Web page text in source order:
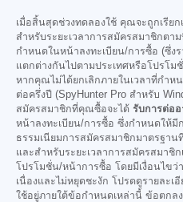
เมื่อสิ้นสุดช่วงทดลองใช้ คุณจะถูกเรีย
สำหรับระยะเวลาการสมัครสมาชิกตา
กำหนดในหน้าลงทะเบียน/การซื้อ (ซึ่ง
แตกต่างกันไปตามประเทศหรือโปรโม
หากคุณไม่ได้ยกเลิกภายในเวลาที่กำห
ต่อครึ่งปี (SpyHunter Pro สำหรับ
สมัครสมาชิกที่คุณซื้อจะได้ รับการต่อ
หน้าลงทะเบียน/การซื้อ ซึ่งกำหนดให้
ธรรมเนียมการสมัครสมาชิกมาตรฐา
และสำหรับระยะเวลาการสมัครสมาชิ
โปรโมชั่น/หน้าการซื้อ โดยมีเงื่อนไข
เนื่องและไม่หยุดชะงัก โปรดดูรายละเ
ใช้อยู่ภายใต้ข้อกำหนดเหล่านี้ ข้อตกล